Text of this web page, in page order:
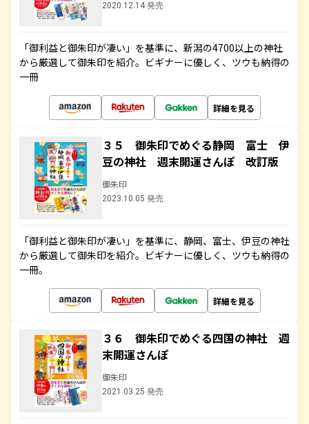
2020.12.14 発売
「御利益と御朱印が凄い」を基準に、新潟の4700以上の神社
から厳選して御朱印を紹介。ビギナーに優しく、ツウも納得の
一冊
詳細を見る
３５ 御朱印でめぐる静岡 富士 伊
豆の神社 週末開運さんぽ 改訂版
御朱印
2023.10.05 発売
「御利益と御朱印が凄い」を基準に、静岡、富士、伊豆の神社
から厳選して御朱印を紹介。ビギナーに優しく、ツウも納得の
一冊。
詳細を見る
３６ 御朱印でめぐる四国の神社 週
末開運さんぽ
御朱印
2021.03.25 発売